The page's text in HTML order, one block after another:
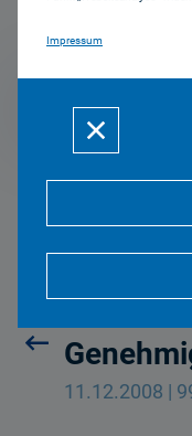
Impressum
11.12.2008 |